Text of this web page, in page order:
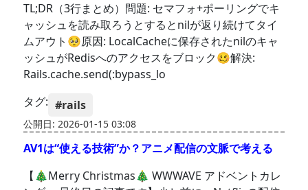
TL;DR（3行まとめ）問題: セマフォ+ポーリングでキ
ャッシュを読み取ろうとするとnilが返り続けてタイ
ムアウト🥺原因: LocalCacheに保存されたnilのキャ
ッシュがRedisへのアクセスをブロック🥴解決:
Rails.cache.send(:bypass_lo
タグ: #rails
公開日: 2026-01-15 03:08
AV1は“使える技術”か？アニメ配信の文脈で考える
【🎄Merry Christmas🎄 WWWAVE アドベントカレ